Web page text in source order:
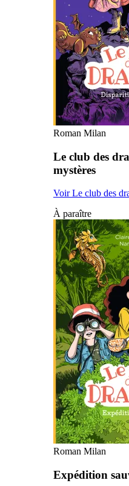
Roman Milan
Le club des
mystères
Voir Le club des
À paraître
Roman Milan
Expédition